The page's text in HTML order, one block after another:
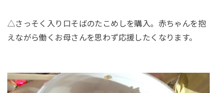
△さっそく入り口そばのたこめしを購入。赤ちゃんを抱
えながら働くお母さんを思わず応援したくなります。